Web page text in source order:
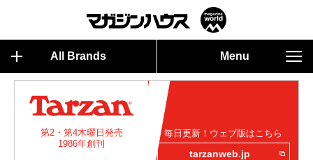
All Brands Menu
第2・第4木曜日発売
1986年創刊
毎日更新！ウェブ版はこちら
tarzanweb.jp